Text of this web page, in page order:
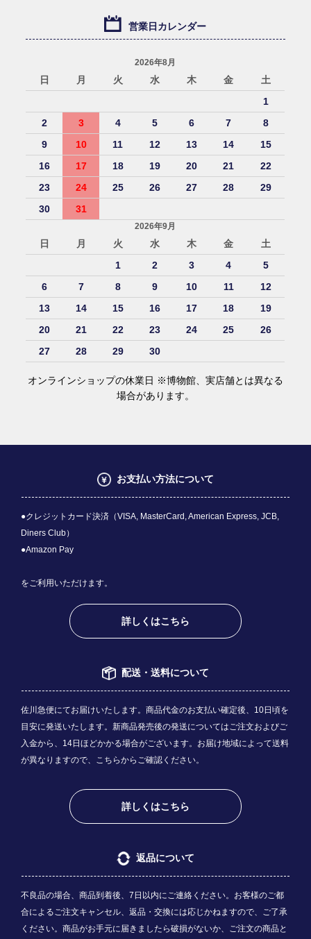
営業日カレンダー
2026年8月
日 月 火 水 木 金
土
1
2
3 4 5 6 7
8
9
10 11 12 13 14
15
16
17 18 19 20 21
22
23
24 25 26 27 28
29
30
31
2026年9月
日 月 火 水 木 金
土
1
2 3 4
5
6
7 8 9 10 11
12
13
14 15 16 17 18
19
20
21 22 23 24 25
26
27
28 29 30
オンラインショップの休業日 ※博物館、実店舗とは異なる
場合があります。
お支払い方法について
●クレジットカード決済（VISA, MasterCard, American Express, JCB,
Diners Club）
●Amazon Pay
をご利用いただけます。
詳しくはこちら
配送・送料について
佐川急便にてお届けいたします。商品代金のお支払い確定後、10日頃を
目安に発送いたします。新商品発売後の発送についてはご注文およびご
入金から、14日ほどかかる場合がございます。お届け地域によって送料
が異なりますので、 こちらからご確認ください。
詳しくはこちら
返品について
不良品の場合、商品到着後、7日以内にご連絡ください。お客様のご都
合によるご注文キャンセル、返品・交換には応じかねますので、ご了承
ください。商品がお手元に届きましたら破損がないか、ご注文の商品と